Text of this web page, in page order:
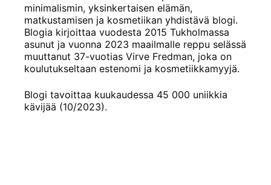
minimalismin, yksinkertaisen elämän,
matkustamisen ja kosmetiikan yhdistävä blogi.
Blogia kirjoittaa vuodesta 2015 Tukholmassa
asunut ja vuonna 2023 maailmalle reppu selässä
muuttanut 37-vuotias Virve Fredman, joka on
koulutukseltaan estenomi ja kosmetiikkamyyjä.
Blogi tavoittaa kuukaudessa 45 000 uniikkia
kävijää (10/2023).